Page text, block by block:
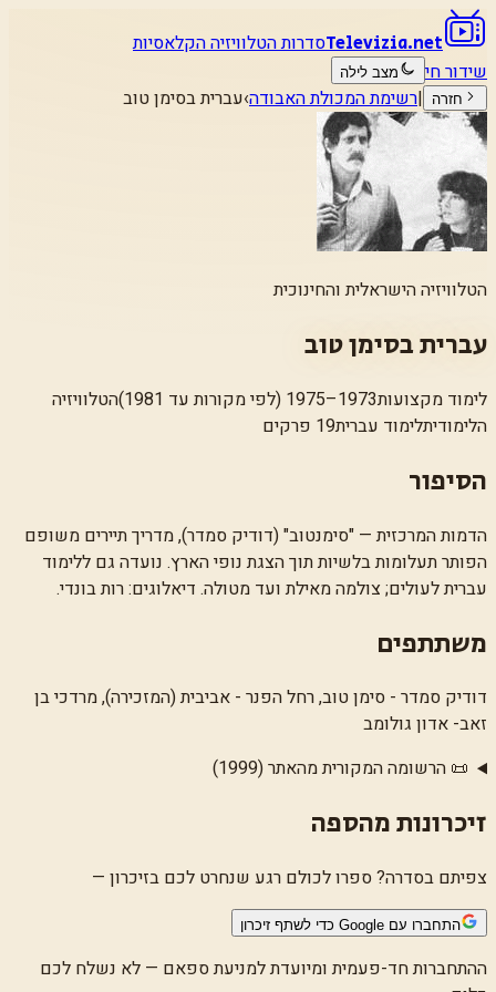
Televizia.netסדרות הטלוויזיה הקלאסיות
שידור חי
מצב לילה
חזרה
|רשימת המכולת האבודה›עברית בסימן טוב
הטלוויזיה הישראלית והחינוכית
עברית בסימן טוב
לימוד מקצועות1973–1975 (לפי מקורות עד 1981)
הטלוויזיה
הלימודיתלימוד עברית19 פרקים
הסיפור
הדמות המרכזית — "סימנטוב" (דודיק סמדר), מדריך תיירים משופם
הפותר תעלומות בלשיות תוך הצגת נופי הארץ. נועדה גם ללימוד
עברית לעולים; צולמה מאילת ועד מטולה. דיאלוגים: רות בונדי.
משתתפים
דודיק סמדר - סימן טוב, רחל הפנר - אביבית (המזכירה), מרדכי בן
זאב- אדון גולומב
📜 הרשומה המקורית מהאתר (1999)
זיכרונות מהספה
צפיתם בסדרה? ספרו לכולם רגע שנחרט לכם בזיכרון —
התחברו עם Google כדי לשתף זיכרון
ההתחברות חד-פעמית ומיועדת למניעת ספאם — לא נשלח לכם